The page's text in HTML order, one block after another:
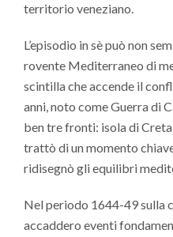
territorio veneziano.
L’episodio in sè può non
rovente Mediterraneo di
scintilla che accende il
anni, noto come Guerra di
ben tre fronti: isola di
trattò di un momento
ridisegnò gli equilibri
Nel periodo 1644-49 sulla
accaddero eventi